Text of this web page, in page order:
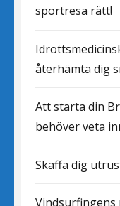
sportresa rätt!
återhämta dig
Att starta din
behöver veta
Skaffa dig
Vindsurfingens